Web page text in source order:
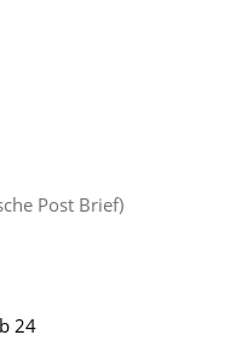
Post Brief)
24